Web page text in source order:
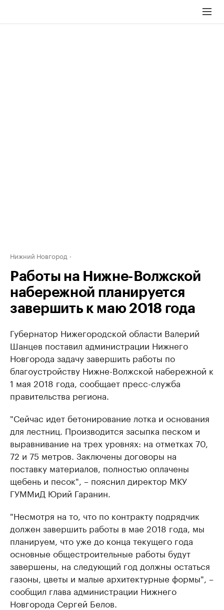
Нижний Новгород
Работы на Нижне-Волжской
набережной планируется
завершить к маю 2018 года
Губернатор Нижегородской области Валерий
Шанцев поставил администрации Нижнего
Новгорода задачу завершить работы по
благоустройству Нижне-Волжской набережной к
1 мая 2018 года, сообщает пресс-служба
правительства региона.
"Сейчас идет бетонирование лотка и основания
для лестниц. Производится засыпка песком и
выравнивание на трех уровнях: на отметках 70,
72 и 75 метров. Заключены договоры на
поставку материалов, полностью оплачены
щебень и песок", – пояснил директор МКУ
ГУММиД Юрий Гаранин.
"Несмотря на то, что по контракту подрядчик
должен завершить работы в мае 2018 года, мы
планируем, что уже до конца текущего года
основные общестроительные работы будут
завершены, на следующий год должны остаться
газоны, цветы и малые архитектурные формы", –
сообщил глава администрации Нижнего
Новгорода Сергей Белов.